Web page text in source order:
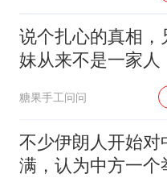
说个扎心的真相，
妹从来不是一家人
糖果手工问问
不少伊朗人开始对
满，认为中方一个